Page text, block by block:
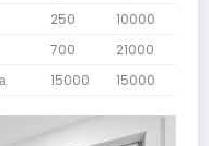
250
10000
700
21000
15000 15000